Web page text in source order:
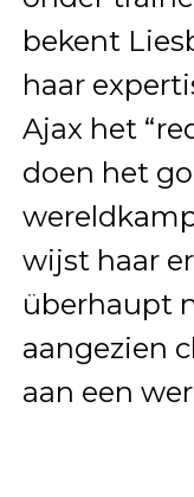
bekent
haar
Ajax het
doen het
wijst haar
überhaupt
aangezien
aan een